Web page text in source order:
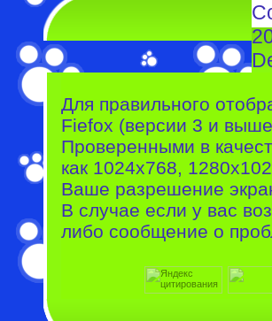
Для правильного
Fiefox (версии 3 и
Проверенными в
как 1024x768,
Ваше разрешение
В случае если у вас
либо сообщение о